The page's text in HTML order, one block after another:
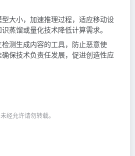
型大小，加速推理过程，适应移动设
蒸馏或量化技术降低计算需求。
检测生成内容的工具，防止恶意使
保技术负责任发展，促进创造性应
经允许请勿转载。